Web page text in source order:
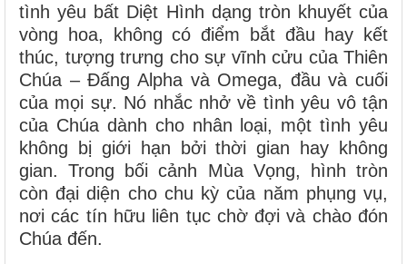
tình yêu bất Diệt Hình dạng tròn khuyết của
vòng hoa, không có điểm bắt đầu hay kết
thúc, tượng trưng cho sự vĩnh cửu của Thiên
Chúa – Đấng Alpha và Omega, đầu và cuối
của mọi sự. Nó nhắc nhở về tình yêu vô tận
của Chúa dành cho nhân loại, một tình yêu
không bị giới hạn bởi thời gian hay không
gian. Trong bối cảnh Mùa Vọng, hình tròn
còn đại diện cho chu kỳ của năm phụng vụ,
nơi các tín hữu liên tục chờ đợi và chào đón
Chúa đến.